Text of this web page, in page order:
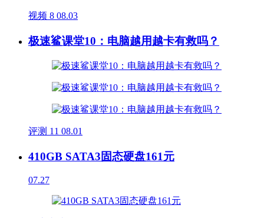
视频 8 08.03
极速鲨课堂10：电脑越用越卡有救吗？
评测 11 08.01
410GB SATA3固态硬盘161元
07.27